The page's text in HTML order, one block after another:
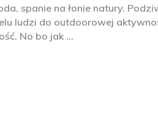
spanie na łonie natury.
ludzi do outdoorowej
No bo jak